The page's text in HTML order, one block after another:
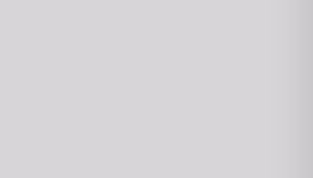
asesoramos
tallas, envíos y